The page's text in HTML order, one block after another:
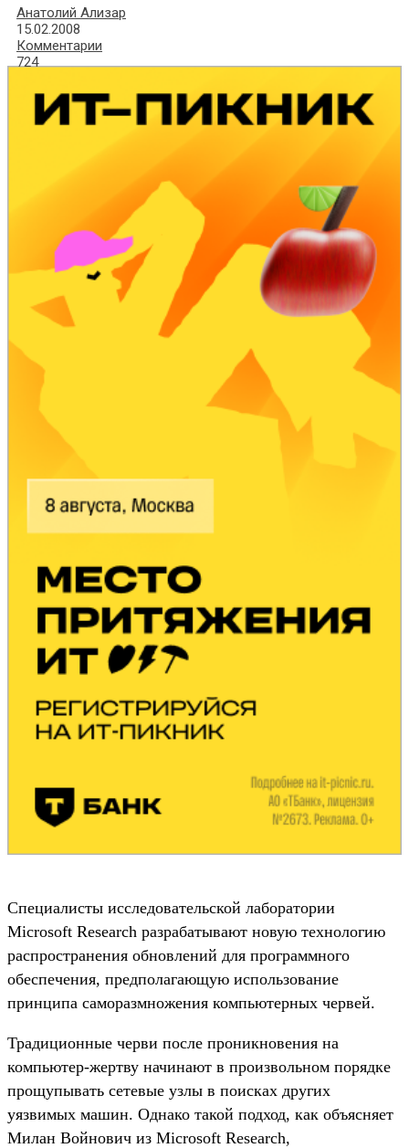
Анатолий Ализар
15.02.2008
Комментарии
724
Специалисты исследовательской лаборатории
Microsoft Research разрабатывают новую технологию
распространения обновлений для программного
обеспечения, предполагающую использование
принципа саморазмножения компьютерных червей.
Традиционные черви после проникновения на
компьютер-жертву начинают в произвольном порядке
прощупывать сетевые узлы в поисках других
уязвимых машин. Однако такой подход, как объясняет
Милан Войнович из Microsoft Research,